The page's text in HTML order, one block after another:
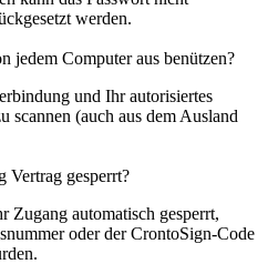
werden.
jedem Computer aus benützen?
und Ihr autorisiertes
scannen (auch aus dem Ausland
Vertrag gesperrt?
Zugang automatisch gesperrt,
oder der CrontoSign-Code